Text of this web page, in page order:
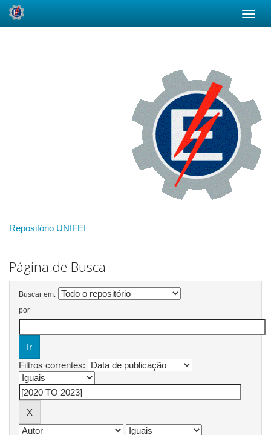
Repositório UNIFEI
Página de Busca
Buscar em:
por
Filtros correntes: